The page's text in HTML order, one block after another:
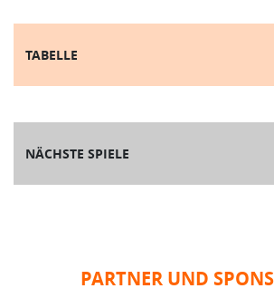
TABELLE
NÄCHSTE SPIELE
PARTNER UND